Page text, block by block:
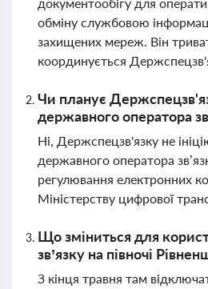
обміну службовою
захищених мереж. Він
координується
Чи планує
державного оператора
Ні, Держспецзв'язку не
державного оператора
регулювання електронних
Міністерству цифрової
Що зміниться для
зв’язку на півночі
З кінця травня там